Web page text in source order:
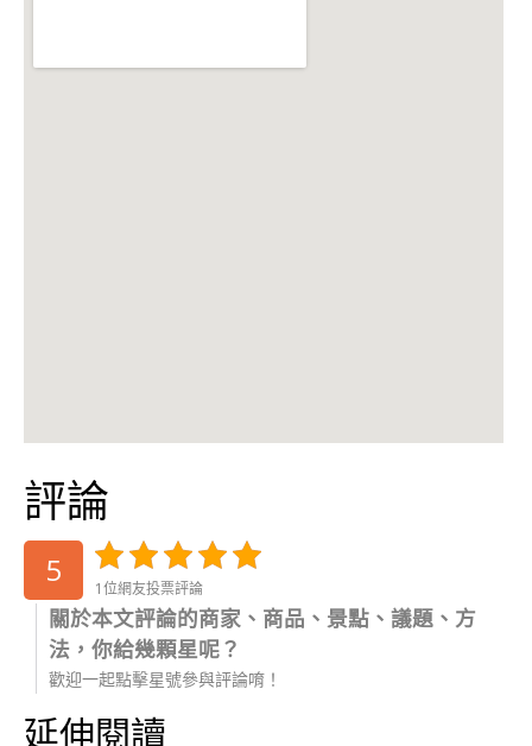
評論
5 1位網友投票評論
關於本文評論的商家、商品、景點、議題、方
法，你給幾顆星呢？
歡迎一起點擊星號參與評論唷！
延伸閱讀